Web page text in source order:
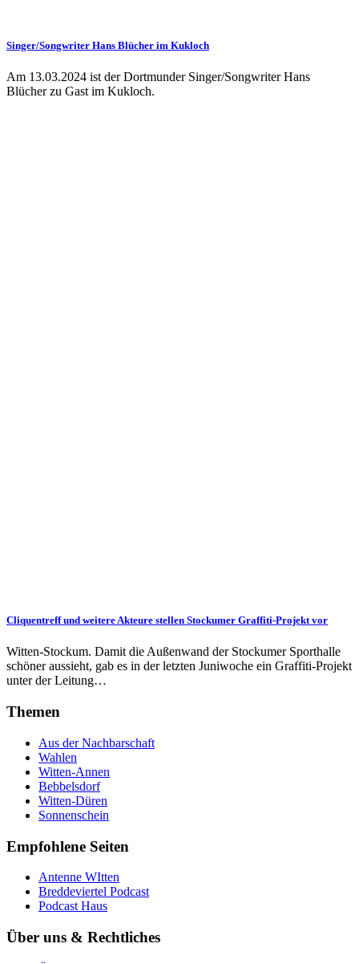
Singer/Songwriter Hans Blücher im Kukloch
Am 13.03.2024 ist der Dortmunder Singer/Songwriter Hans
Blücher zu Gast im Kukloch.
Cliquentreff und weitere Akteure stellen Stockumer Graffiti-Projekt vor
Witten-Stockum. Damit die Außenwand der Stockumer Sporthalle
schöner aussieht, gab es in der letzten Juniwoche ein Graffiti-Projekt
unter der Leitung…
Themen
Aus der Nachbarschaft
Wahlen
Witten-Annen
Bebbelsdorf
Witten-Düren
Sonnenschein
Empfohlene Seiten
Antenne WItten
Breddeviertel Podcast
Podcast Haus
Über uns & Rechtliches